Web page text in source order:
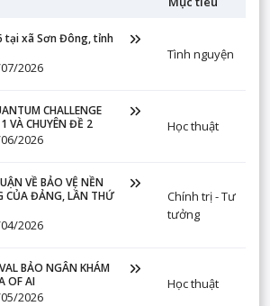
tại xã Sơn Đông, tỉnh
2026
Tình nguyện
CHALLENGE
VÀ CHUYÊN ĐỀ 2
2026
Học thuật
VỀ BẢO VỆ NỀN
CỦA ĐẢNG, LẦN THỨ
2026
Chính trị - Tư
tưởng
BẢO NGÂN KHÁM
OF AI
2026
Học thuật